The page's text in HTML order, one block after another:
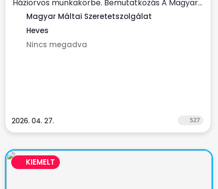
Háziorvos munkakörbe. Bemutatkozás A Magyar...
Magyar Máltai Szeretetszolgálat
Heves
Nincs megadva
2026. 04. 27. 527
KIEMELT